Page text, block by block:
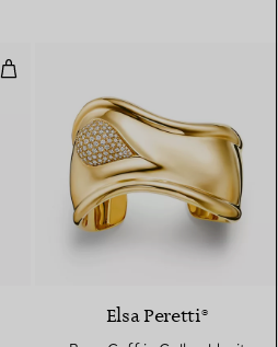
Cuff im Federdesign in Gelbgold
Elsa Peretti®